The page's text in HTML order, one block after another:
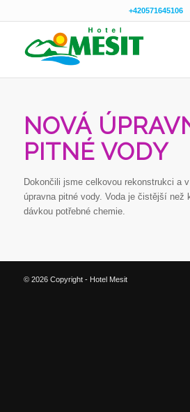
+420571645106
NOVÁ
PITNÉ VODY
Dokončili jsme celkovou rekonstrukci a
úpravna pitné vody. Voda je čistější než
dávkou potřebné chemie.
© 2026 Copyright - Hotel Mesit